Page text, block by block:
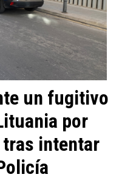
un fugitivo
por
intentar